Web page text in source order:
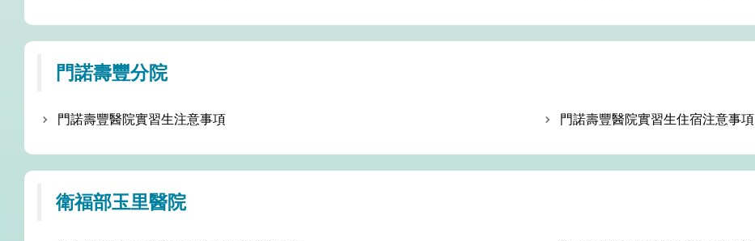
門諾壽豐分院
門諾壽豐醫院實習生注意事項 門諾壽豐醫院實習生住宿注意事項
衛福部玉里醫院